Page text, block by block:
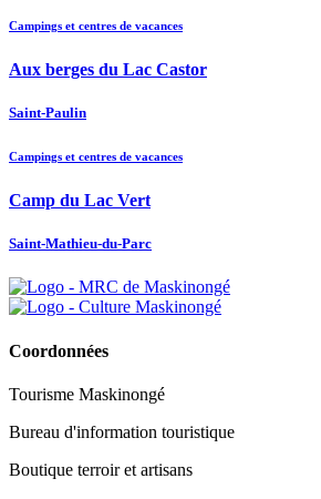
Campings et centres de vacances
Aux berges du Lac Castor
Saint-Paulin
Campings et centres de vacances
Camp du Lac Vert
Saint-Mathieu-du-Parc
Coordonnées
Tourisme Maskinongé
Bureau d'information touristique
Boutique terroir et artisans